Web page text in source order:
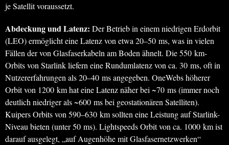
je Satellit voraussetzt.
Abdeckung und Latenz: Der Betrieb in einem niedrigen Erdorbit
(LEO) ermöglicht eine Latenz von etwa 20–50 ms, was in vielen
Fällen der von Glasfaserkabeln am Boden ähnelt. Die 550 km-
Orbits von Starlink liefern eine Rundumlatenz von ca. 30 ms, oft in
Nutzererfahrungen als 20–40 ms angegeben. OneWebs höherer
Orbit von 1200 km hat eine Latenz näher bei ~70 ms (immer noch
deutlich niedriger als ~600 ms bei geostationären Satelliten).
Kuipers Orbits von 590–630 km sollten eine Leistung auf Starlink-
Niveau bieten (unter 50 ms). Lightspeeds Orbit von ca. 1000 km ist
darauf ausgelegt, „auf Augenhöhe mit Glasfasernetzwerken“